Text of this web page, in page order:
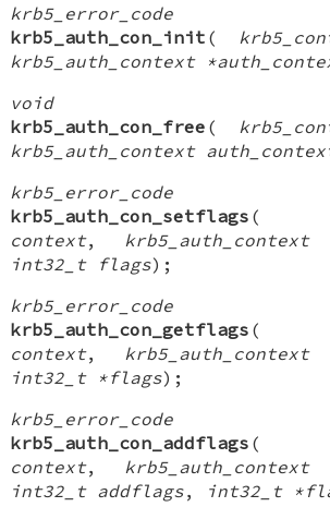
krb5_error_code
krb5_auth_con_init (
krb5_auth_context
void
krb5_auth_con_free (
krb5_auth_context
krb5_error_code
krb5_auth_con_setflags
context,
int32_t flags);
krb5_error_code
krb5_auth_con_getflags
context,
int32_t *flags);
krb5_error_code
krb5_auth_con_addflags
context,
int32_t addflags, int32_t